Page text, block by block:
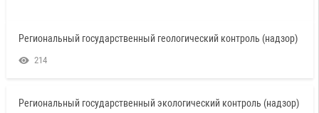
Региональный государственный геологический контроль (надзор)
214
Региональный государственный экологический контроль (надзор)